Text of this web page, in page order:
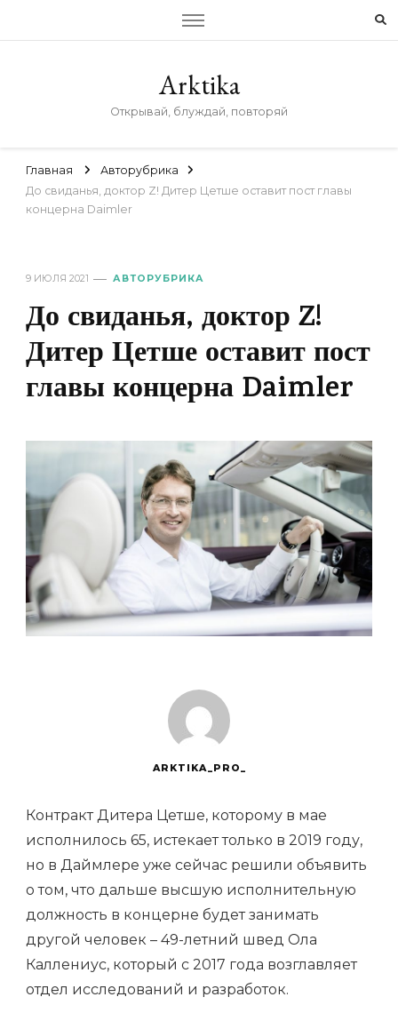
Arktika
Открывай, блуждай, повторяй
Главная
Авторубрика
До свиданья, доктор Z! Дитер Цетше оставит пост главы
концерна Daimler
9 ИЮЛЯ 2021 АВТОРУБРИКА
До свиданья, доктор Z!
Дитер Цетше оставит пост
главы концерна Daimler
ARKTIKA_PRO_
Контракт Дитера Цетше, которому в мае
исполнилось 65, истекает только в 2019 году,
но в Даймлере уже сейчас решили объявить
о том, что дальше высшую исполнительную
должность в концерне будет занимать
другой человек – 49-летний швед Ола
Каллениус, который с 2017 года возглавляет
отдел исследований и разработок.